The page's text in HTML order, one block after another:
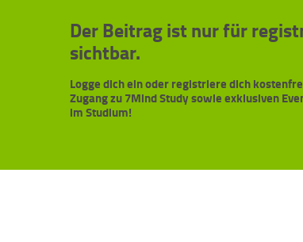
Der Beitrag ist nur für
sichtbar.
Logge dich ein oder registriere dich
Zugang zu 7Mind Study sowie exklusiven
im Studium!